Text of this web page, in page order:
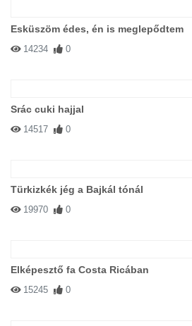
Esküszöm édes, én is meglepődtem
14234 0
Srác cuki hajjal
14517 0
Türkizkék jég a Bajkál tónál
19970 0
Elképesztő fa Costa Ricában
15245 0